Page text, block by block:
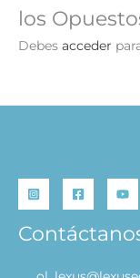
los
Debes acceder